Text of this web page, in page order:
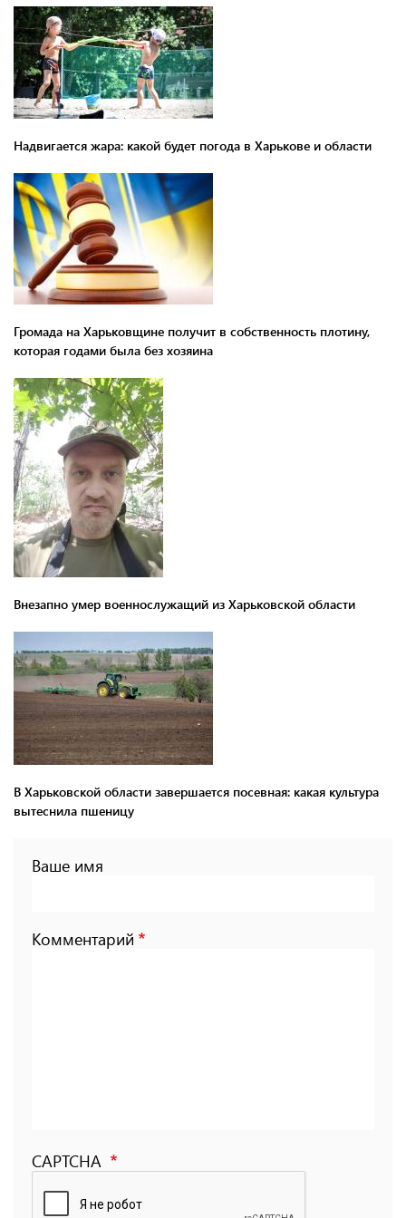
Надвигается жара: какой будет погода в Харькове и области
Громада на Харьковщине получит в собственность плотину,
которая годами была без хозяина
Внезапно умер военнослужащий из Харьковской области
В Харьковской области завершается посевная: какая культура
вытеснила пшеницу
Ваше имя
Комментарий
CAPTCHA